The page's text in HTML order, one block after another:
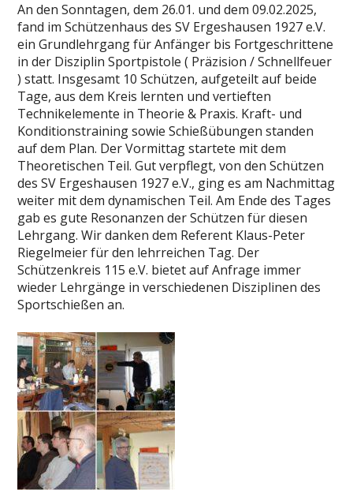
An den Sonntagen, dem 26.01. und dem 09.02.2025,
fand im Schützenhaus des SV Ergeshausen 1927 e.V.
ein Grundlehrgang für Anfänger bis Fortgeschrittene
in der Disziplin Sportpistole ( Präzision / Schnellfeuer
) statt. Insgesamt 10 Schützen, aufgeteilt auf beide
Tage, aus dem Kreis lernten und vertieften
Technikelemente in Theorie & Praxis. Kraft- und
Konditionstraining sowie Schießübungen standen
auf dem Plan. Der Vormittag startete mit dem
Theoretischen Teil. Gut verpflegt, von den Schützen
des SV Ergeshausen 1927 e.V., ging es am Nachmittag
weiter mit dem dynamischen Teil. Am Ende des Tages
gab es gute Resonanzen der Schützen für diesen
Lehrgang. Wir danken dem Referent Klaus-Peter
Riegelmeier für den lehrreichen Tag. Der
Schützenkreis 115 e.V. bietet auf Anfrage immer
wieder Lehrgänge in verschiedenen Disziplinen des
Sportschießen an.